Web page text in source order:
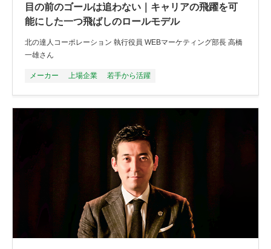
目の前のゴールは追わない｜キャリアの飛躍を可
能にした一つ飛ばしのロールモデル
北の達人コーポレーション 執行役員 WEBマーケティング部長 高橋
一雄さん
メーカー 上場企業 若手から活躍